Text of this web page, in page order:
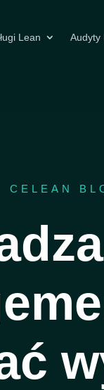
Lean Audyty
CELEAN